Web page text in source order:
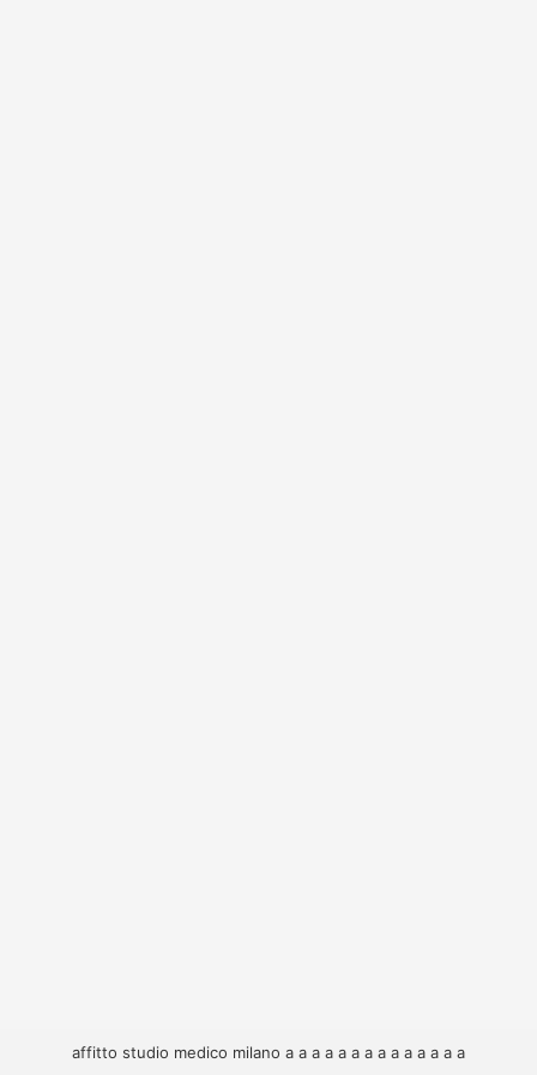
affitto studio medico milano a a a a a a a a a a a a a a